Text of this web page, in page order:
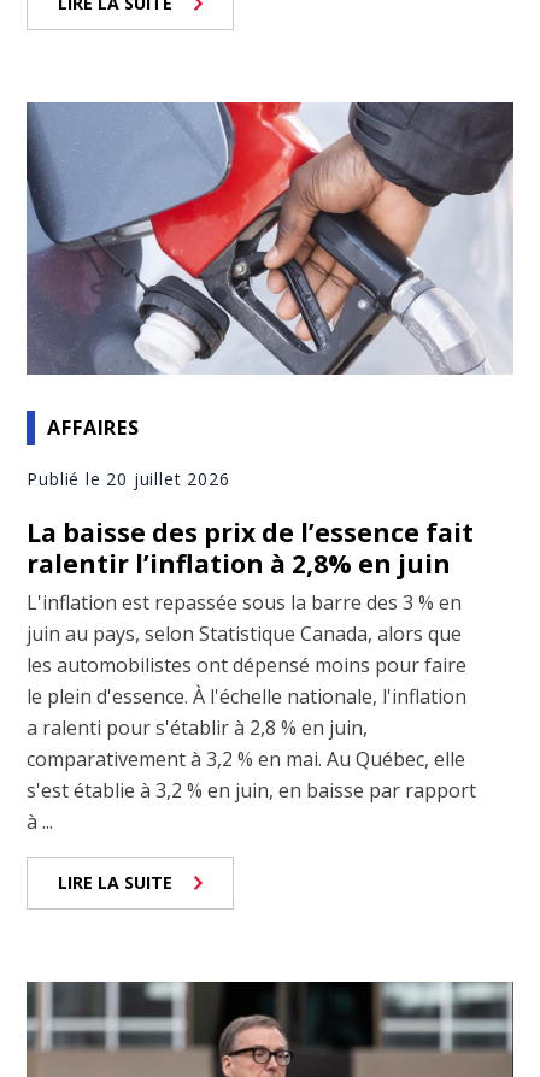
AFFAIRES
Publié le 20 juillet 2026
La baisse des prix de l’essence fait
ralentir l’inflation à 2,8% en juin
L'inflation est repassée sous la barre des 3 % en
juin au pays, selon Statistique Canada, alors que
les automobilistes ont dépensé moins pour faire
le plein d'essence. À l'échelle nationale, l'inflation
a ralenti pour s'établir à 2,8 % en juin,
comparativement à 3,2 % en mai. Au Québec, elle
s'est établie à 3,2 % en juin, en baisse par rapport
à ...
LIRE LA SUITE